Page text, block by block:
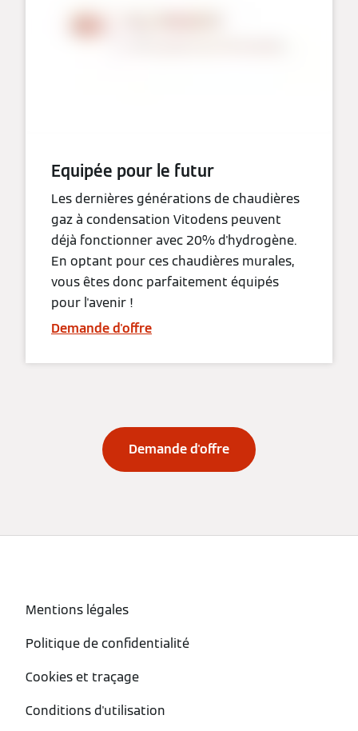
Equipée pour le futur
Les dernières générations de chaudières
gaz à condensation Vitodens peuvent
déjà fonctionner avec 20% d'hydrogène.
En optant pour ces chaudières murales,
vous êtes donc parfaitement équipés
pour l'avenir !
Demande d'offre
Demande d'offre
Mentions légales
Politique de confidentialité
Cookies et traçage
Conditions d'utilisation